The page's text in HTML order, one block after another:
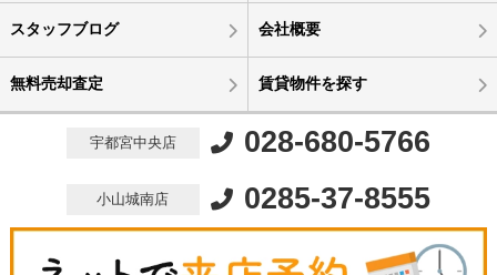
スタッフブログ 会社概要
無料売却査定 賃貸物件を探す
宇都宮中央店 028-680-5766
小山城南店 0285-37-8555